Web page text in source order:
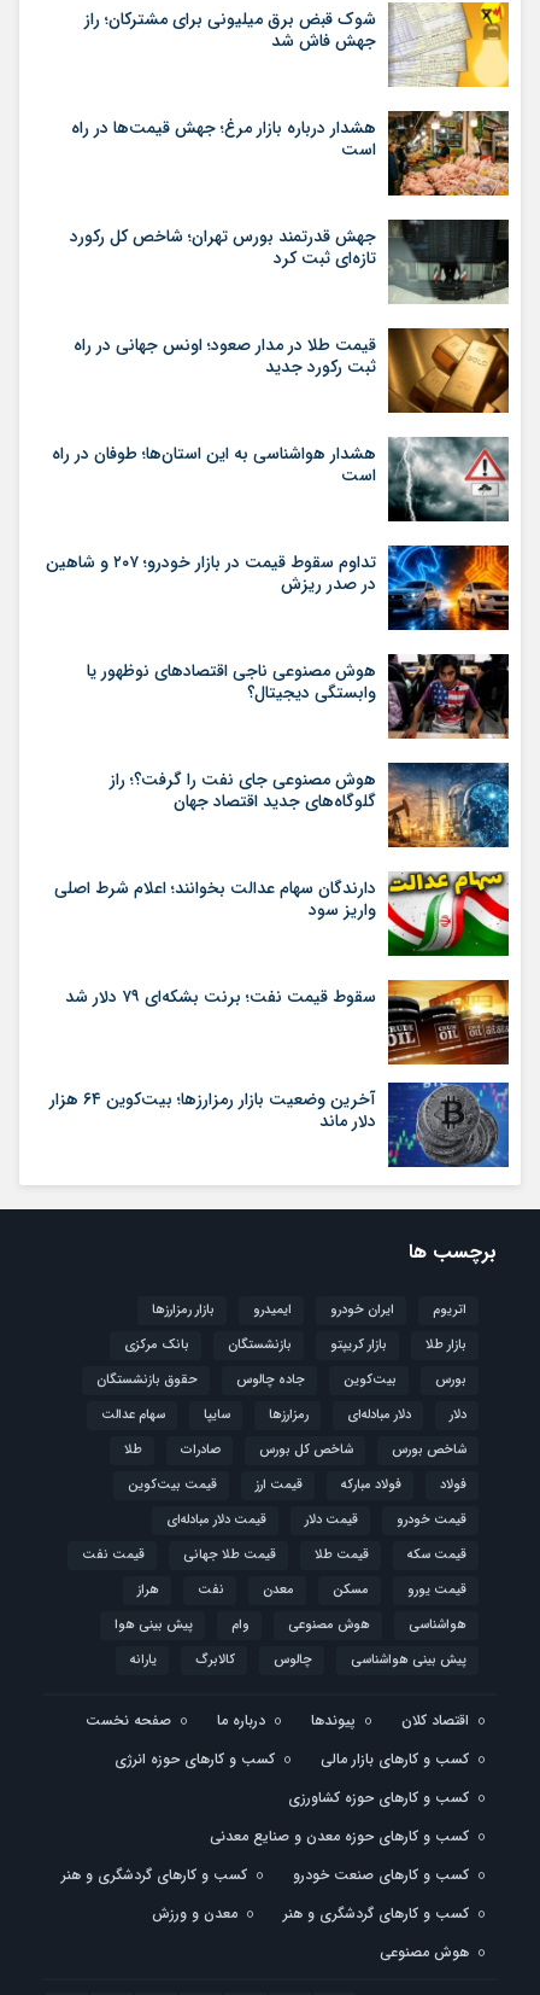
شوک قبض برق میلیونی برای مشترکان؛ راز
جهش فاش شد
هشدار درباره بازار مرغ؛ جهش قیمت‌ها در راه
است
جهش قدرتمند بورس تهران؛ شاخص کل رکورد
تازه‌ای ثبت کرد
قیمت طلا در مدار صعود؛ اونس جهانی در راه
ثبت رکورد جدید
هشدار هواشناسی به این استان‌ها؛ طوفان در راه
است
تداوم سقوط قیمت در بازار خودرو؛ ۲۰۷ و شاهین
در صدر ریزش
هوش مصنوعی ناجی اقتصادهای نوظهور یا
وابستگی دیجیتال؟
هوش مصنوعی جای نفت را گرفت؟؛ راز
گلوگاه‌های جدید اقتصاد جهان
دارندگان سهام عدالت بخوانند؛ اعلام شرط اصلی
واریز سود
سقوط قیمت نفت؛ برنت بشکه‌ای ۷۹ دلار شد
آخرین وضعیت بازار رمزارزها؛ بیت‌کوین ۶۴ هزار
دلار ماند
برچسب ها
اتریوم ایران خودرو ایمیدرو
بازار رمزارزها
بازار طلا
بازار کریپتو بازنشستگان
بانک مرکزی
بورس
بیت‌کوین جاده چالوس
حقوق بازنشستگان
دلار
دلار مبادله‌ای رمزارزها سایپا
سهام عدالت
شاخص بورس
شاخص کل بورس صادرات
طلا
فولاد
فولاد مبارکه قیمت ارز
قیمت بیت‌کوین
قیمت خودرو
قیمت دلار
قیمت دلار مبادله‌ای
قیمت سکه
قیمت طلا قیمت طلا جهانی
قیمت نفت
قیمت یورو
مسکن معدن نفت
هراز
هواشناسی
هوش مصنوعی وام
پیش بینی هوا
پیش بینی هواشناسی
چالوس کالابرگ یارانه
اقتصاد کلان پیوندها درباره ما
صفحه نخست
کسب و کارهای بازار مالی
کسب و کارهای حوزه انرژی
کسب و کارهای حوزه کشاورزی
کسب و کارهای حوزه معدن و صنایع معدنی
کسب و کارهای صنعت خودرو
کسب و کارهای گردشگری و هنر
کسب و کارهای گردشگری و هنر
معدن و ورزش
هوش مصنوعی